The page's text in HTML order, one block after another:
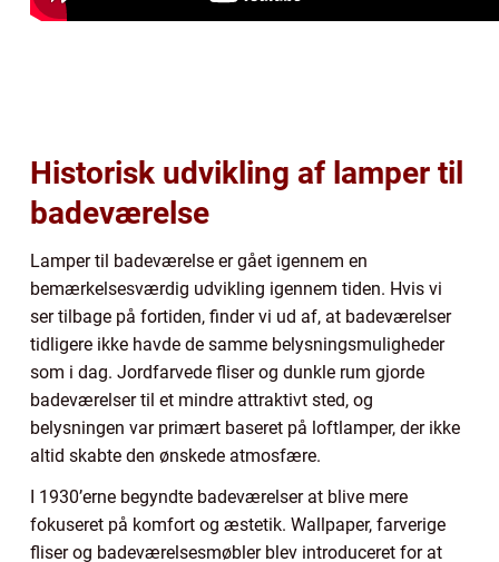
Historisk udvikling af lamper til
badeværelse
Lamper til badeværelse er gået igennem en
bemærkelsesværdig udvikling igennem tiden. Hvis vi
ser tilbage på fortiden, finder vi ud af, at badeværelser
tidligere ikke havde de samme belysningsmuligheder
som i dag. Jordfarvede fliser og dunkle rum gjorde
badeværelser til et mindre attraktivt sted, og
belysningen var primært baseret på loftlamper, der ikke
altid skabte den ønskede atmosfære.
I 1930’erne begyndte badeværelser at blive mere
fokuseret på komfort og æstetik. Wallpaper, farverige
fliser og badeværelsesmøbler blev introduceret for at